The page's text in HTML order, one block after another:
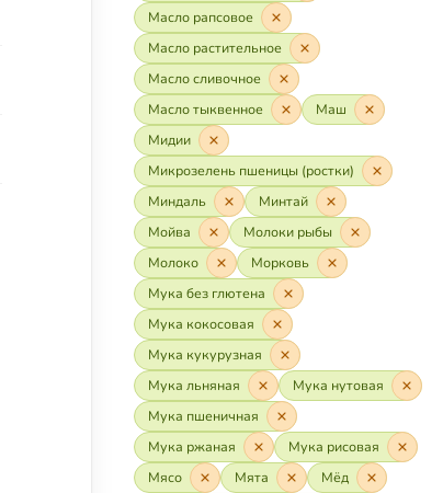
Масло рапсовое
Масло растительное
Масло сливочное
Масло тыквенное
Маш
Мидии
Микрозелень пшеницы (ростки)
Миндаль
Минтай
Мойва
Молоки рыбы
Молоко
Морковь
Мука без глютена
Мука кокосовая
Мука кукурузная
Мука льняная
Мука нутовая
Мука пшеничная
Мука ржаная
Мука рисовая
Мясо
Мята
Мёд